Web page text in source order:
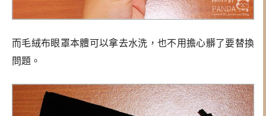
而毛絨布眼罩本體可以拿去水洗，也不用擔心髒了要替換
問題。